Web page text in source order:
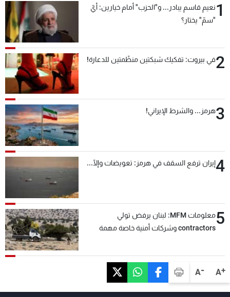
A+
A-
1نعيم قاسم يبادر... و"الحزب" أمام خيارين: أيّ
"سمّ" يختار؟
2في بيروت: تفكيك شبكتين منظّمتين للدعارة!
3هرمز... والشرط الإيراني!
4إيران ترفع السقف في هرمز: تعويضات وإلّا...
5
معلومات MFM: لبنان يرفض تولي
contractors وشركات أمنية خاصة مهمة